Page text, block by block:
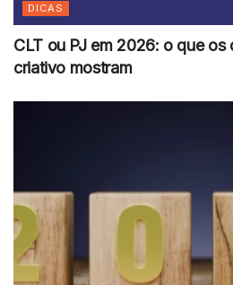
DICAS
CLT ou PJ em 2026: o que
criativo mostram